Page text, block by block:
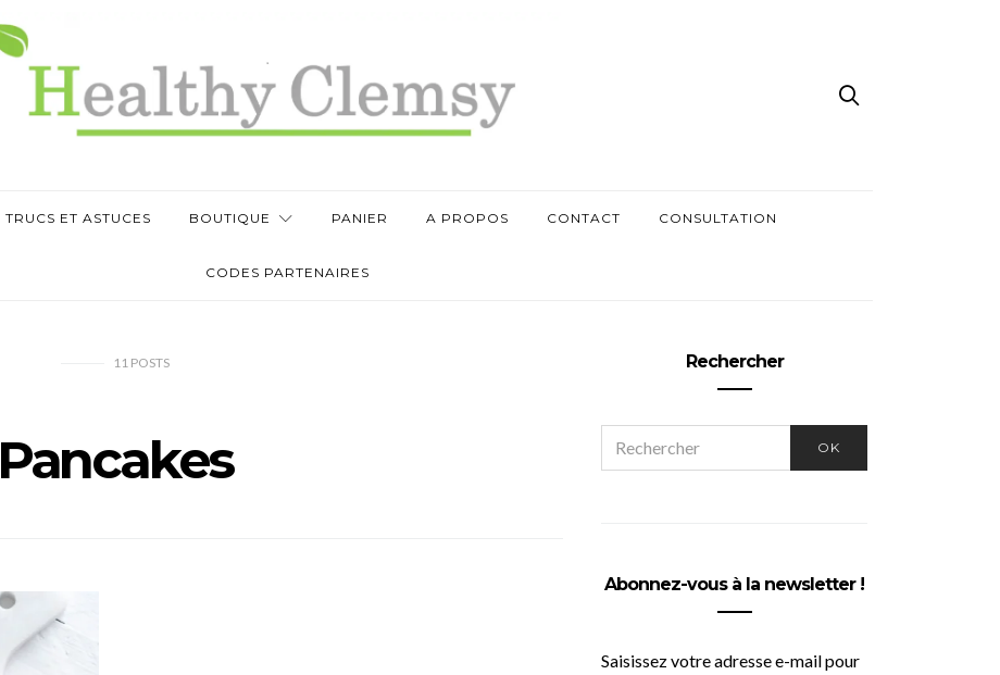
TRUCS ET ASTUCES BOUTIQUE PANIER A PROPOS CONTACT CONSULTATION
CODES PARTENAIRES
11POSTS
Pancakes
Rechercher
FOR:
OK
Abonnez-vous à la newsletter !
Saisissez votre adresse e-mail pour